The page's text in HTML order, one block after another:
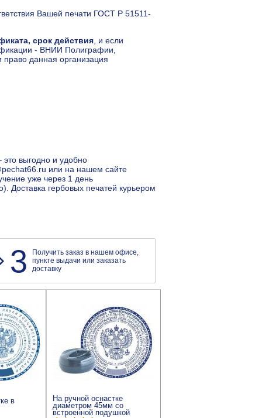
Вашей печати ГОСТ Р 51511-
срок действия , и если
- ВНИИ Полиграфии,
данная организация
это выгодно и удобно
или на нашем сайте
уже через 1 день
Доставка гербовых печатей курьером
3
Получить заказ в нашем офисе,
пункте выдачи или заказать
доставку
в
На ручной оснастке
диаметром 45мм со
встроенной подушкой